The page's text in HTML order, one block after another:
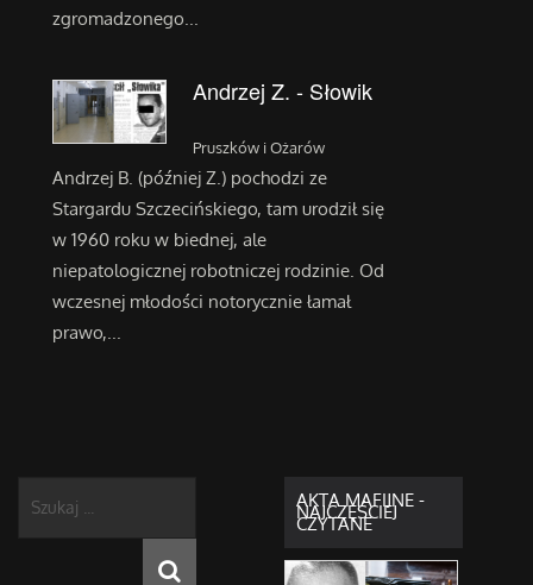
zgromadzonego...
Andrzej Z. - Słowik
Pruszków i Ożarów
Andrzej B. (później Z.) pochodzi ze
Stargardu Szczecińskiego, tam urodził się
w 1960 roku w biednej, ale
niepatologicznej robotniczej rodzinie. Od
wczesnej młodości notorycznie łamał
prawo,...
AKTA MAFIJNE -
NAJCZĘŚCIEJ
CZYTANE